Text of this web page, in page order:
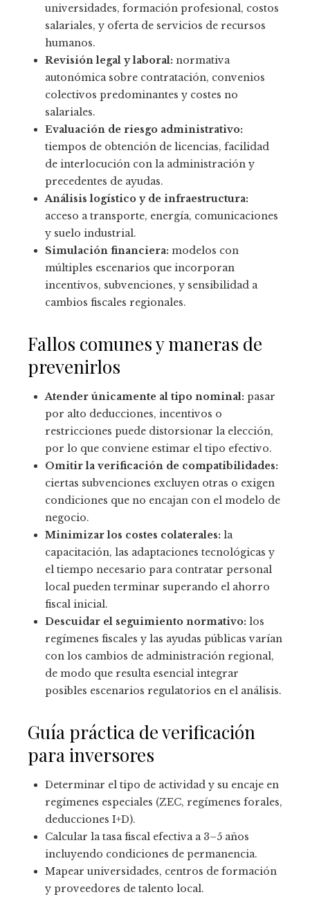
universidades, formación profesional, costos
salariales, y oferta de servicios de recursos
humanos.
Revisión legal y laboral: normativa
autonómica sobre contratación, convenios
colectivos predominantes y costes no
salariales.
Evaluación de riesgo administrativo:
tiempos de obtención de licencias, facilidad
de interlocución con la administración y
precedentes de ayudas.
Análisis logístico y de infraestructura:
acceso a transporte, energía, comunicaciones
y suelo industrial.
Simulación financiera: modelos con
múltiples escenarios que incorporan
incentivos, subvenciones, y sensibilidad a
cambios fiscales regionales.
Fallos comunes y maneras de
prevenirlos
Atender únicamente al tipo nominal: pasar
por alto deducciones, incentivos o
restricciones puede distorsionar la elección,
por lo que conviene estimar el tipo efectivo.
Omitir la verificación de compatibilidades:
ciertas subvenciones excluyen otras o exigen
condiciones que no encajan con el modelo de
negocio.
Minimizar los costes colaterales: la
capacitación, las adaptaciones tecnológicas y
el tiempo necesario para contratar personal
local pueden terminar superando el ahorro
fiscal inicial.
Descuidar el seguimiento normativo: los
regímenes fiscales y las ayudas públicas varían
con los cambios de administración regional,
de modo que resulta esencial integrar
posibles escenarios regulatorios en el análisis.
Guía práctica de verificación
para inversores
Determinar el tipo de actividad y su encaje en
regímenes especiales (ZEC, regímenes forales,
deducciones I+D).
Calcular la tasa fiscal efectiva a 3–5 años
incluyendo condiciones de permanencia.
Mapear universidades, centros de formación
y proveedores de talento local.